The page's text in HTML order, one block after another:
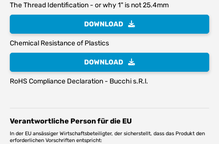
The Thread Identification - or why 1" is not 25.4mm
DOWNLOAD
Chemical Resistance of Plastics
DOWNLOAD
RoHS Compliance Declaration - Bucchi s.R.l.
Verantwortliche Person für die EU
In der EU ansässiger Wirtschaftsbeteiligter, der sicherstellt, dass das Produkt den
erforderlichen Vorschriften entspricht: